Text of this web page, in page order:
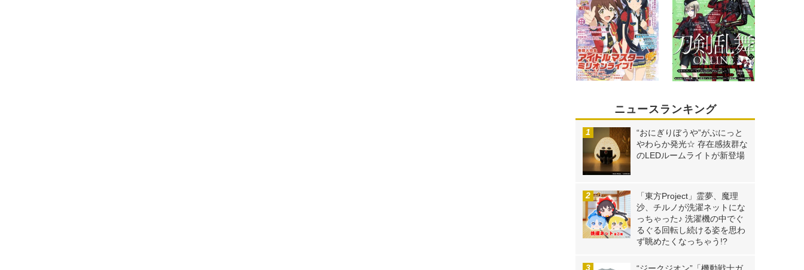
ニュースランキング
“おにぎりぼうや”がぷにっと
やわらか発光☆ 存在感抜群な
のLEDルームライトが新登場
「東方Project」霊夢、魔理
沙、チルノが洗濯ネットにな
っちゃった♪ 洗濯機の中でぐ
るぐる回転し続ける姿を思わ
ず眺めたくなっちゃう!?